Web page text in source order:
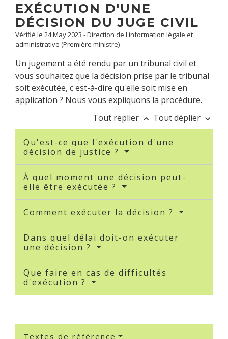
EXÉCUTION D'UNE
DÉCISION DU JUGE CIVIL
Vérifié le 24 May 2023 - Direction de l'information légale et
administrative (Première ministre)
Un jugement a été rendu par un tribunal civil et
vous souhaitez que la décision prise par le tribunal
soit exécutée, c'est-à-dire qu'elle soit mise en
application ? Nous vous expliquons la procédure.
Tout replier keyboard_arrow_up Tout déplier keyboard_arrow_down
Qu'est-ce que l'exécution d'une
décision de justice ?
À quel moment une décision peut-
elle être exécutée ?
Comment exécuter la décision ?
Dans quel délai doit-on exécuter
une décision ?
Que faire en cas de difficultés
d'exécution ?
Textes de référence